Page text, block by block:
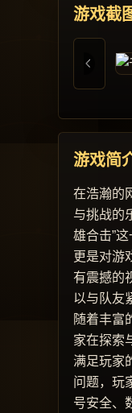
游戏截
游戏简
在浩瀚的
与挑战的
雄合击”
更是对游
有震撼的
以与队友
随着丰富
家在探索
满足玩家
问题，玩
号安全、